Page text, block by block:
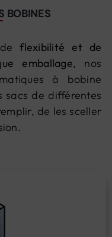
BOBINES
deflexibilité et de
emballage, nos
à bobine
sacs de différentes
de les sceller